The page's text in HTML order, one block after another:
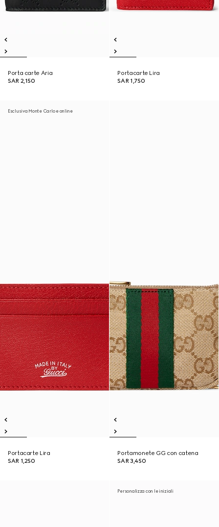
Porta carte Aria
SAR 2,150
Portacarte Lira
SAR 1,750
Esclusiva Monte Carlo e online
Portacarte Lira
SAR 1,250
Portamonete GG con catena
SAR 3,450
Personalizza con le iniziali